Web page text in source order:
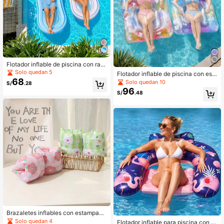
Flotador inflable de piscina con ray
as degradadas azul & blanco de ma
lla, diversión acuática de verano
Solo quedan 5
S/68.28
Brazaletes inflables con estampado
floral y de corazones rosados para j
Solo quedan 4
Flotador inflable de piscina con est
ampado de mariposa degradada y c
ola de sirena, tumbona de malla par
a agua
Solo quedan 10
S/96.48
Flotador inflable para piscina con e